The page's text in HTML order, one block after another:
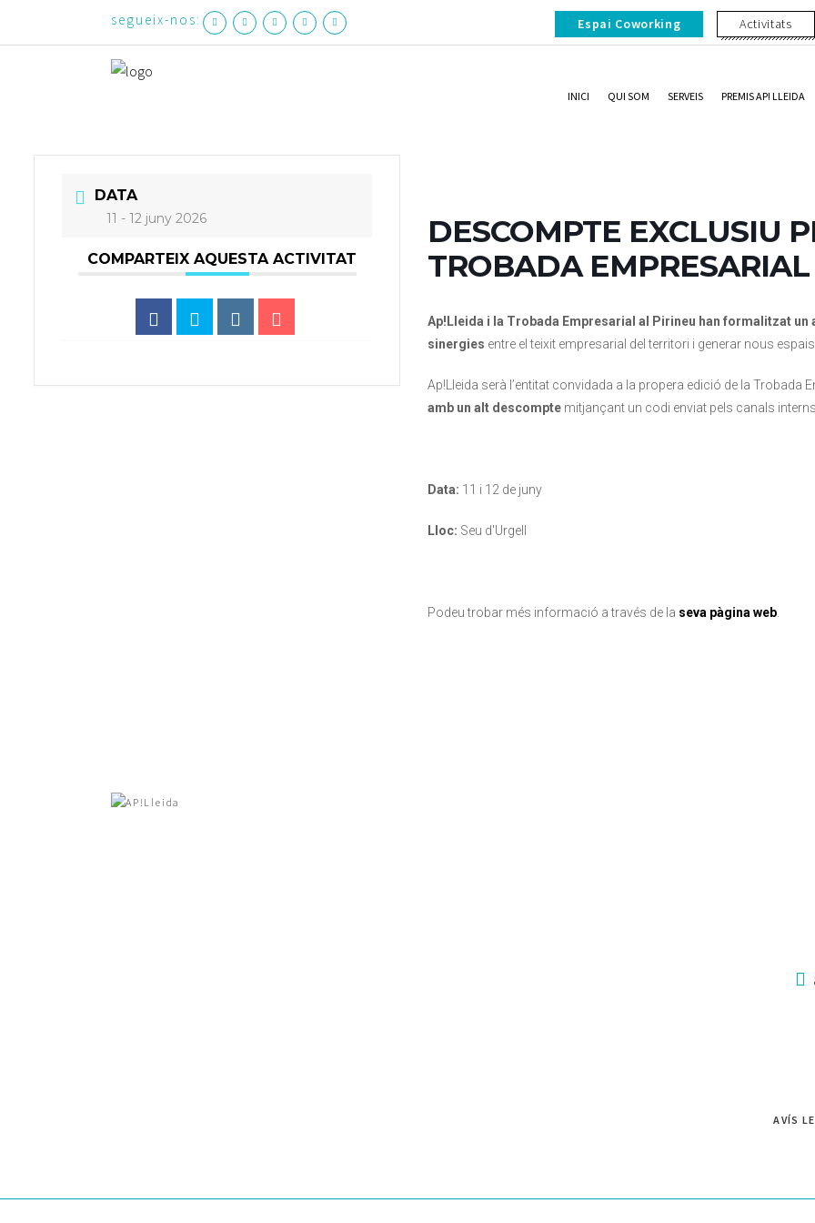
segueix-nos: Espai Coworking Activitats
INICI QUI SOM SERVEIS PREMIS AP! LLEIDA
DATA
11 - 12 juny 2026
COMPARTEIX AQUESTA ACTIVITAT
DESCOMPTE EXCLUSIU
TROBADA
Ap!Lleida i la Trobada Empresarial al Pirineu han formalitzat
sinergies entre el teixit empresarial del territori i generar nous
Ap!Lleida serà l’entitat convidada a la propera edició de la Trobada
amb un alt descompte mitjançant un codi enviat pels canals
Data: 11 i 12 de juny
Lloc: Seu d'Urgell
Podeu trobar més informació a través de la seva pàgina web
AVÍS